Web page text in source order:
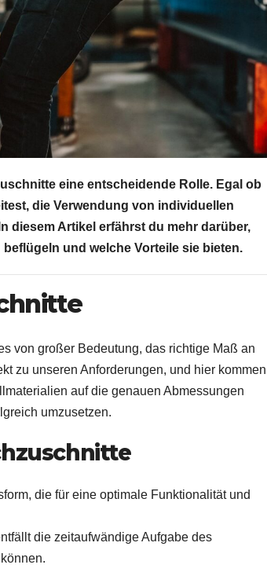
eine entscheidende Rolle. Egal ob
die Verwendung von individuellen
diesem Artikel erfährst du mehr darüber,
und welche Vorteile sie bieten.
von großer Bedeutung, das richtige Maß an
zu unseren Anforderungen, und hier kommen
auf die genauen Abmessungen
umzusetzen.
die für eine optimale Funktionalität und
die zeitaufwändige Aufgabe des